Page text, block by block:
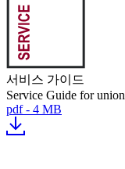
서비스 가이드
Service Guide for
pdf - 4 MB